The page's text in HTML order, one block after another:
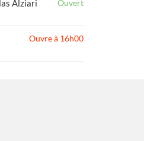
Alziari Ouvert
Ouvre à 16h00